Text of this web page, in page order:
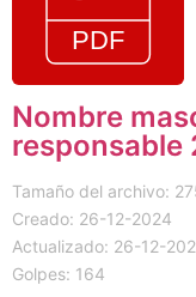
Nombre
responsable
Tamaño del archivo:
Creado: 26-12-2024
Actualizado: 26-12-
Golpes: 164